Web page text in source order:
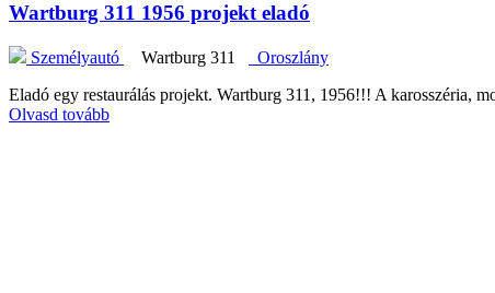
Wartburg 311 1956 projekt eladó
Személyautó Wartburg 311
Oroszlány
Eladó egy restaurálás projekt. Wartburg 311, 1956!!! A karosszéria,
Olvasd tovább